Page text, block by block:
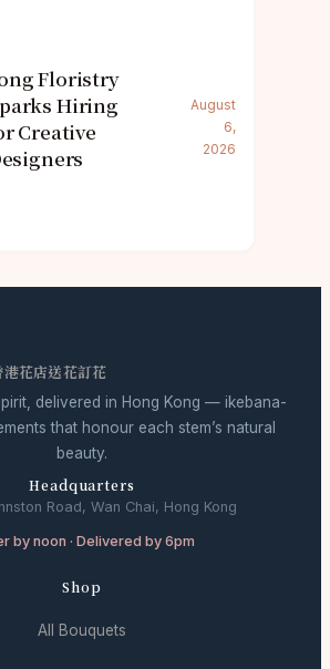
Floristry
Hiring
Creative
August
6,
2026
花店送花訂花
delivered in Hong Kong — ikebana-
that honour each stem’s natural
beauty.
Headquarters
Road, Wan Chai, Hong Kong
by noon · Delivered by 6pm
Shop
All Bouquets